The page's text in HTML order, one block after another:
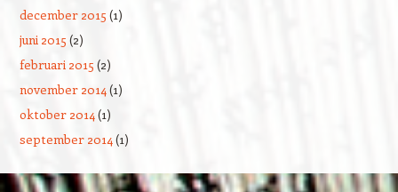
december 2015 (1)
juni 2015 (2)
februari 2015 (2)
november 2014(1)
oktober 2014(1)
september 2014(1)